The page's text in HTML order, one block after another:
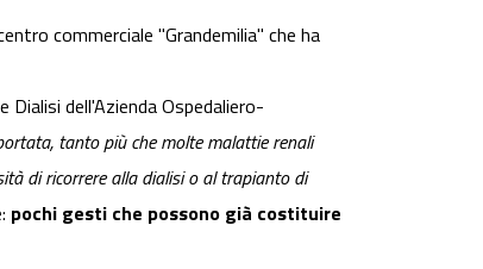
commerciale "Grandemilia" che ha
dell'Azienda Ospedaliero-
tanto più che molte malattie renali
di ricorrere alla dialisi o al trapianto di
pochi gesti che possono già costituire